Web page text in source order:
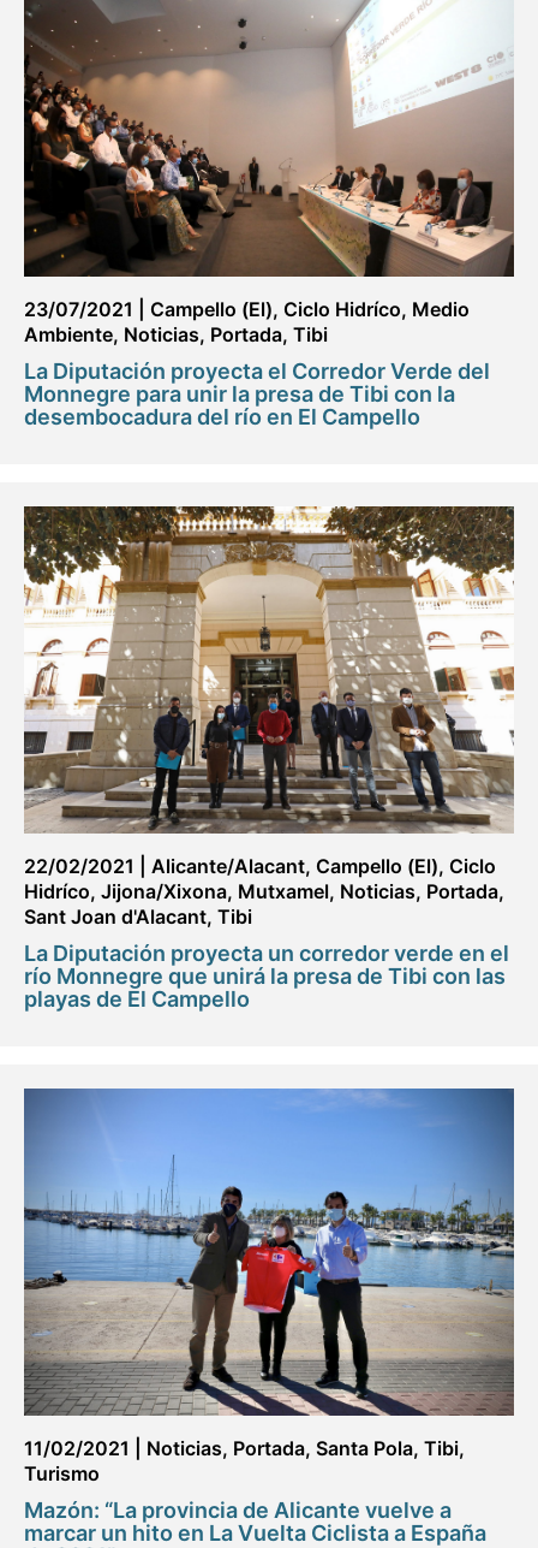
23/07/2021 Campello (El), Ciclo Hidríco, Medio
Ambiente, Noticias, Portada, Tibi
La Diputación proyecta el Corredor Verde del
Monnegre para unir la presa de Tibi con la
desembocadura del río en El Campello
22/02/2021 Alicante/Alacant, Campello (El), Ciclo
Hidríco, Jijona/Xixona, Mutxamel, Noticias, Portada,
Sant Joan d'Alacant, Tibi
La Diputación proyecta un corredor verde en el
río Monnegre que unirá la presa de Tibi con las
playas de El Campello
11/02/2021 Noticias, Portada, Santa Pola, Tibi,
Turismo
Mazón: “La provincia de Alicante vuelve a
marcar un hito en La Vuelta Ciclista a España